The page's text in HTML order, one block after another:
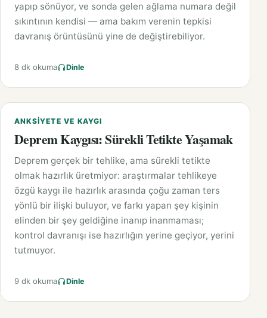
yapıp sönüyor, ve sonda gelen ağlama numara değil
sıkıntının kendisi — ama bakım verenin tepkisi
davranış örüntüsünü yine de değiştirebiliyor.
8 dk okuma Dinle
ANKSIYETE VE KAYGI
Deprem Kaygısı: Sürekli Tetikte Yaşamak
Deprem gerçek bir tehlike, ama sürekli tetikte
olmak hazırlık üretmiyor: araştırmalar tehlikeye
özgü kaygı ile hazırlık arasında çoğu zaman ters
yönlü bir ilişki buluyor, ve farkı yapan şey kişinin
elinden bir şey geldiğine inanıp inanmaması;
kontrol davranışı ise hazırlığın yerine geçiyor, yerini
tutmuyor.
9 dk okuma Dinle